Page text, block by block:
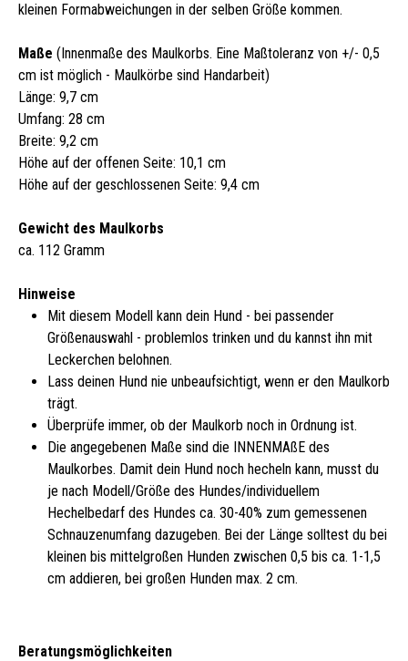
kleinen Formabweichungen in der selben Größe kommen.
Maße (Innenmaße des Maulkorbs. Eine Maßtoleranz von +/- 0,5
cm ist möglich - Maulkörbe sind Handarbeit)
Länge: 9,7 cm
Umfang: 28 cm
Breite: 9,2 cm
Höhe auf der offenen Seite: 10,1 cm
Höhe auf der geschlossenen Seite: 9,4 cm
Gewicht des Maulkorbs
ca. 112 Gramm
Hinweise
Mit diesem Modell kann dein Hund - bei passender
Größenauswahl - problemlos trinken und du kannst ihn mit
Leckerchen belohnen.
Lass deinen Hund nie unbeaufsichtigt, wenn er den Maulkorb
trägt.
Überprüfe immer, ob der Maulkorb noch in Ordnung ist.
Die angegebenen Maße sind die INNENMAßE des
Maulkorbes. Damit dein Hund noch hecheln kann, musst du
je nach Modell/Größe des Hundes/individuellem
Hechelbedarf des Hundes ca. 30-40% zum gemessenen
Schnauzenumfang dazugeben. Bei der Länge solltest du bei
kleinen bis mittelgroßen Hunden zwischen 0,5 bis ca. 1-1,5
cm addieren, bei großen Hunden max. 2 cm.
Beratungsmöglichkeiten